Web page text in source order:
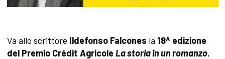
Va allo scrittore Ildefonso Falcones la 18^ edizione
del Premio Crédit Agricole La storia in un romanzo,